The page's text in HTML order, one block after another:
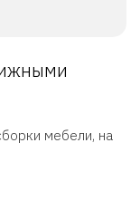
мебели, на